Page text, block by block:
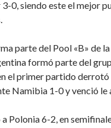
0, siendo este el mejor
parte del Pool «B» de
formó parte del
el primer partido derrotó
Namibia 1-0 y venció le
a Polonia 6-2, en